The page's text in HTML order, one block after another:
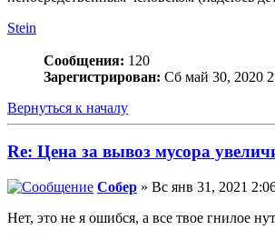
Stein
Сообщения: 120
Зарегистрирован: Сб май 30, 2020
Вернуться к началу
Re: Цена за вывоз мусора
Собер » Вс янв 31, 2021
Нет, это не я ошибся, а все твое гнилое